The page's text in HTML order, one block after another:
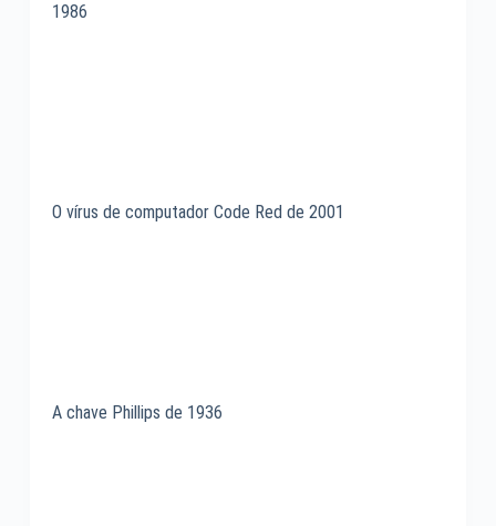
1986
O vírus de computador Code Red de 2001
A chave Phillips de 1936